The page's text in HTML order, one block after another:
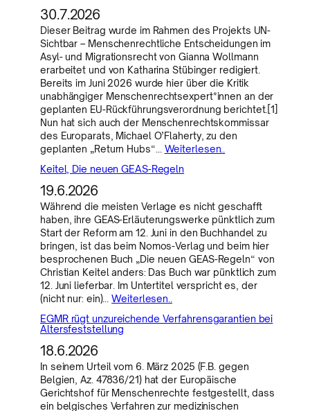
30.7.2026
Dieser Beitrag wurde im Rahmen des Projekts UN-
Sichtbar – Menschenrechtliche Entscheidungen im
Asyl- und Migrationsrecht von Gianna Wollmann
erarbeitet und von Katharina Stübinger redigiert.
Bereits im Juni 2026 wurde hier über die Kritik
unabhängiger Menschenrechtsexpert*innen an der
geplanten EU-Rückführungsverordnung berichtet.[1]
Nun hat sich auch der Menschenrechtskommissar
des Europarats, Michael O’Flaherty, zu den
geplanten „Return Hubs“… Weiterlesen..
Keitel, Die neuen GEAS-Regeln
19.6.2026
Während die meisten Verlage es nicht geschafft
haben, ihre GEAS-Erläuterungswerke pünktlich zum
Start der Reform am 12. Juni in den Buchhandel zu
bringen, ist das beim Nomos-Verlag und beim hier
besprochenen Buch „Die neuen GEAS-Regeln“ von
Christian Keitel anders: Das Buch war pünktlich zum
12. Juni lieferbar. Im Untertitel verspricht es, der
(nicht nur: ein)…Weiterlesen..
EGMR rügt unzureichende Verfahrensgarantien bei
Altersfeststellung
18.6.2026
In seinem Urteil vom 6. März 2025 (F.B. gegen
Belgien, Az. 47836/21) hat der Europäische
Gerichtshof für Menschenrechte festgestellt, dass
ein belgisches Verfahren zur medizinischen